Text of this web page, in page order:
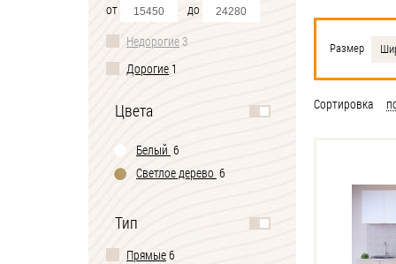
от
до
Недорогие3
Дорогие 1
Цвета
Белый 6
Светлое дерево 6
Тип
Прямые6
Размер
Сортировка